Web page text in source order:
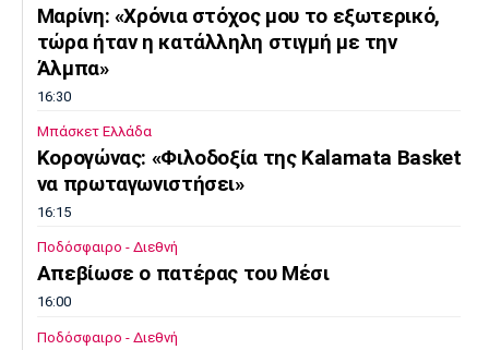
Μαρίνη: «Χρόνια στόχος μου το εξωτερικό,
τώρα ήταν η κατάλληλη στιγμή με την
Άλμπα»
16:30
Μπάσκετ Ελλάδα
Κορογώνας: «Φιλοδοξία της Kalamata Basket
να πρωταγωνιστήσει»
16:15
Ποδόσφαιρο - Διεθνή
Απεβίωσε ο πατέρας του Μέσι
16:00
Ποδόσφαιρο - Διεθνή